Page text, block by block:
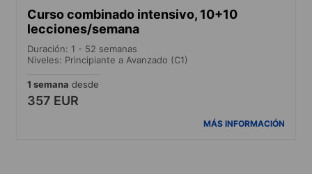
Curso combinado intensivo, 10+10
lecciones/semana
Duración: 1 - 52 semanas
Niveles: Principiante a Avanzado (C1)
1 semana desde
357 EUR
MÁS INFORMACIÓN